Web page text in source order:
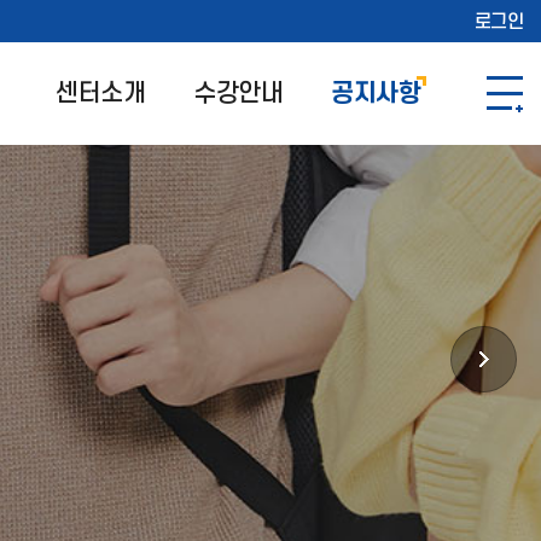
로그인
센터소개 수강안내 공지사항